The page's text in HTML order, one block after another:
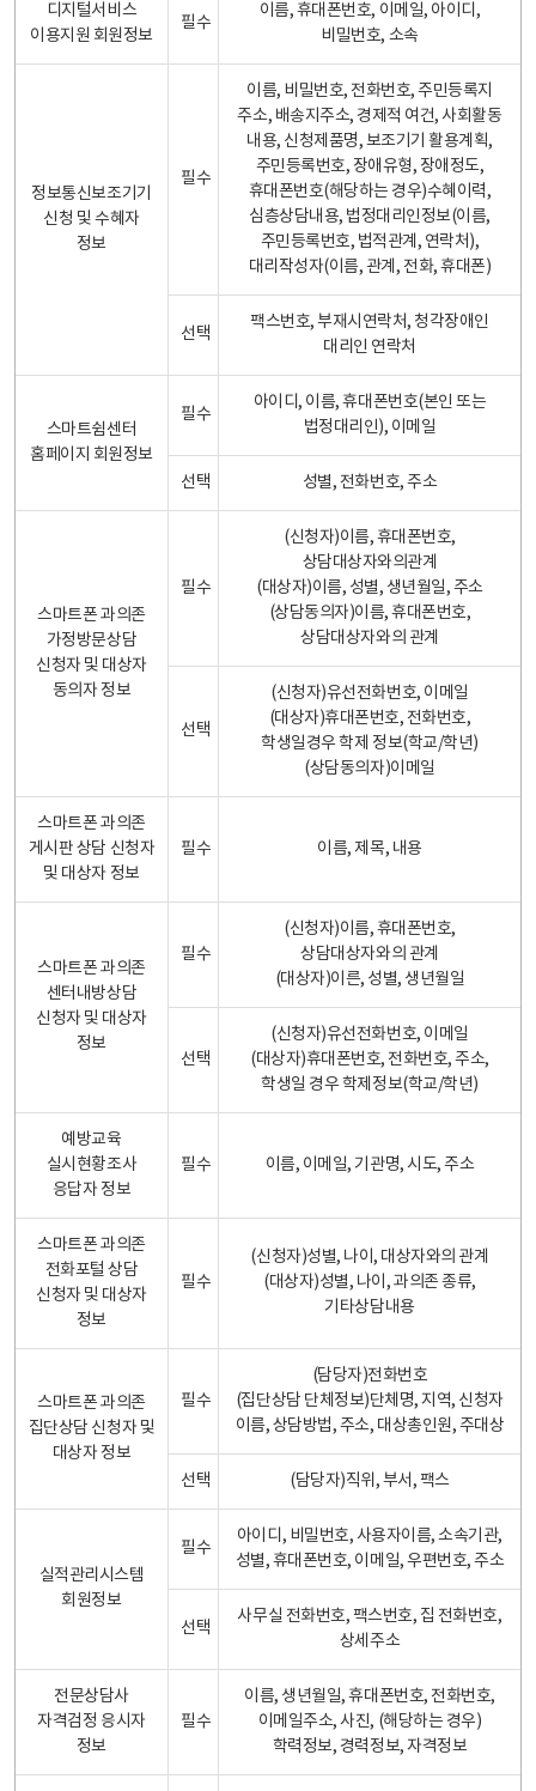
디지털서비스
이용지원 회원정보
필수
이름, 휴대폰번호, 이메일, 아이디,
비밀번호, 소속
정보통신보조기기
신청 및 수혜자
정보
필수
이름, 비밀번호, 전화번호, 주민등록지
주소, 배송지주소, 경제적 여건, 사회활동
내용, 신청제품명, 보조기기 활용계획,
주민등록번호, 장애유형, 장애정도,
휴대폰번호(해당하는 경우)수혜이력,
심층상담내용, 법정대리인정보(이름,
주민등록번호, 법적관계, 연락처),
대리작성자(이름, 관계, 전화, 휴대폰)
선택
팩스번호, 부재시연락처, 청각장애인
대리인 연락처
스마트쉼센터
홈페이지 회원정보
필수
아이디, 이름, 휴대폰번호(본인 또는
법정대리인), 이메일
선택 성별, 전화번호, 주소
스마트폰 과의존
가정방문상담
신청자 및 대상자
동의자 정보
필수
(신청자)이름, 휴대폰번호,
상담대상자와의관계
(대상자)이름, 성별, 생년월일, 주소
(상담동의자)이름, 휴대폰번호,
상담대상자와의 관계
선택
(신청자)유선전화번호, 이메일
(대상자)휴대폰번호, 전화번호,
학생일경우 학제 정보(학교/학년)
(상담동의자)이메일
스마트폰 과의존
게시판 상담 신청자
및 대상자 정보
필수 이름, 제목, 내용
스마트폰 과의존
센터내방상담
신청자 및 대상자
정보
필수
(신청자)이름, 휴대폰번호,
상담대상자와의 관계
(대상자)이른, 성별, 생년월일
선택
(신청자)유선전화번호, 이메일
(대상자)휴대폰번호, 전화번호, 주소,
학생일 경우 학제정보(학교/학년)
예방교육
실시현황조사
응답자 정보
필수 이름, 이메일, 기관명, 시도, 주소
스마트폰 과의존
전화포털 상담
신청자 및 대상자
정보
필수
(신청자)성별, 나이, 대상자와의 관계
(대상자)성별, 나이, 과의존 종류,
기타상담내용
스마트폰 과의존
집단상담 신청자 및
대상자 정보
필수
(담당자)전화번호
(집단상담 단체정보)단체명, 지역, 신청자
이름, 상담방법, 주소, 대상총인원, 주대상
선택 (담당자)직위, 부서, 팩스
실적관리시스템
회원정보
필수
아이디, 비밀번호, 사용자이름, 소속기관,
성별, 휴대폰번호, 이메일, 우편번호, 주소
선택
사무실 전화번호, 팩스번호, 집 전화번호,
상세주소
전문상담사
자격검정 응시자
정보
필수
이름, 생년월일, 휴대폰번호, 전화번호,
이메일주소, 사진, (해당하는 경우)
학력정보, 경력정보, 자격정보